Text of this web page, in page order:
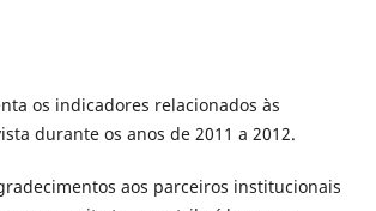
os indicadores relacionados às
durante os anos de 2011 a 2012.
aos parceiros institucionais